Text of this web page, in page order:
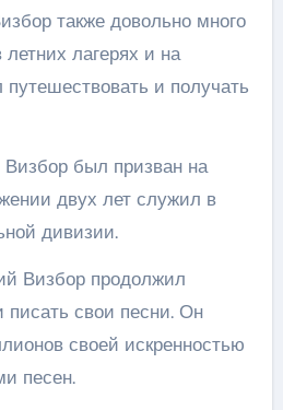
также довольно много
лагерях и на
и получать
был призван на
двух лет служил в
дивизии.
Визбор продолжил
писать свои песни. Он
своей искренностью
песен.